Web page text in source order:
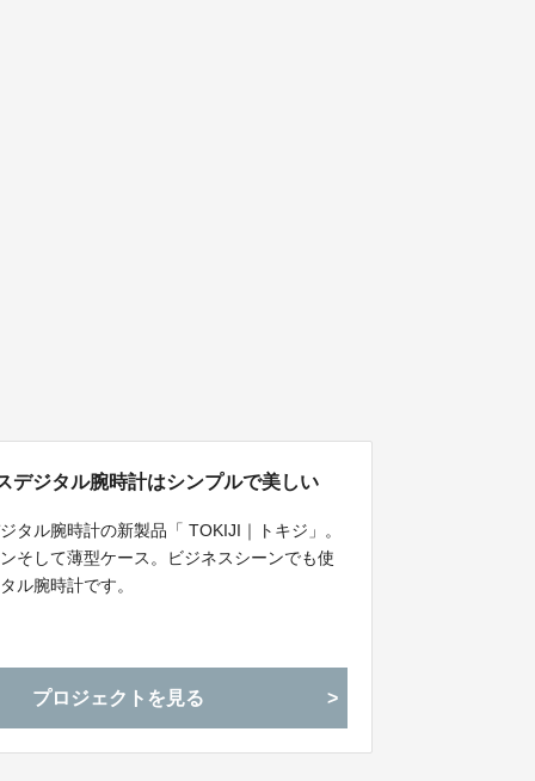
デジタル腕時計はシンプルで美しい
タル腕時計の新製品「 TOKIJI｜トキジ」。
そして薄型ケース。ビジネスシーンでも使
ル腕時計です。
プロジェクトを見る